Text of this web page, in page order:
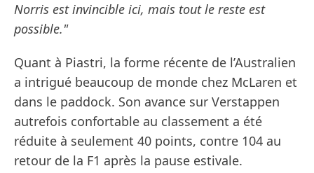
Norris est invincible ici, mais tout le reste est
possible."
Quant à Piastri, la forme récente de l’Australien
a intrigué beaucoup de monde chez McLaren et
dans le paddock. Son avance sur Verstappen
autrefois confortable au classement a été
réduite à seulement 40 points, contre 104 au
retour de la F1 après la pause estivale.